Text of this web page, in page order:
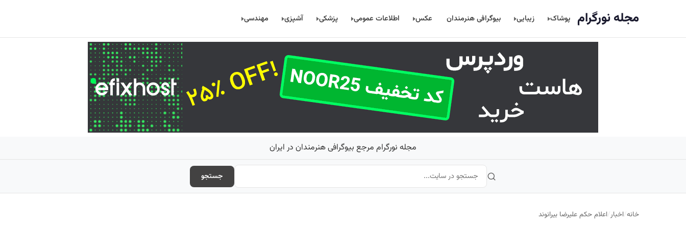
مجله نورگرام پوشاک زیبایی بیوگرافی هنرمندان عکس اطلاعات عمومی پزشکی آشپزی مهندسی
مجله نورگرام مرجع بیوگرافی هنرمندان در ایران
جستجو
خانه/اخبار/اعلام حکم علیرضا بیرانوند